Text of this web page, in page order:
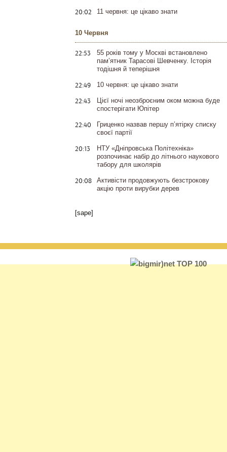
20:02 11 червня: це цікаво знати
10 Червня
22:53
55 років тому у Москві встановлено
пам’ятник Тарасові Шевченку. Історія
тодішня й теперішня
22:49 10 червня: це цікаво знати
22:43
Цієї ночі неозброєним оком можна буде
спостерігати Юпітер
22:40
Гриценко назвав першу п’ятірку списку
своєї партії
20:13
НТУ «Дніпровська Політехніка»
розпочинає набір до літнього наукового
табору для школярів
20:08
Активісти продовжують безстрокову
акцію проти вирубки дерев
[sape]